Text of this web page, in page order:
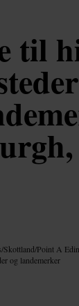
til
/Skottland/Point A
og landemerker